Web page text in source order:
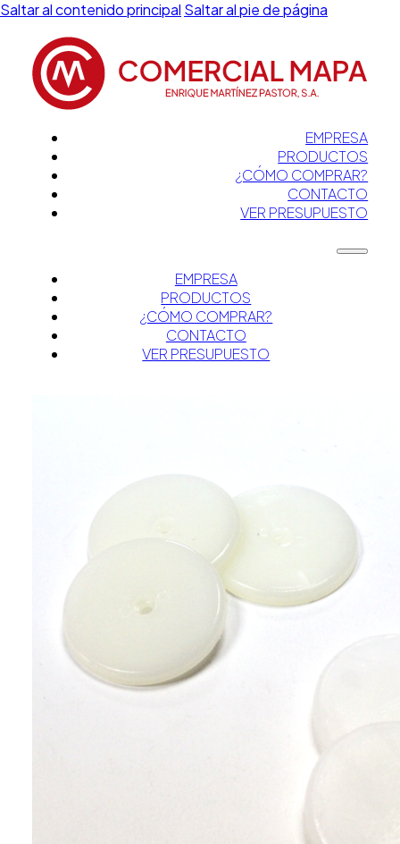
Saltar al contenido principal Saltar al pie de página
EMPRESA
PRODUCTOS
¿CÓMO COMPRAR?
CONTACTO
VER PRESUPUESTO
EMPRESA
PRODUCTOS
¿CÓMO COMPRAR?
CONTACTO
VER PRESUPUESTO